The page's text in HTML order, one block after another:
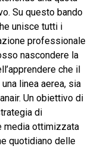
Su questo bando
unisce tutti i
professionale
nascondere la
che il
linea aerea, sia
Un obiettivo di
di
media ottimizzata
quotidiano delle